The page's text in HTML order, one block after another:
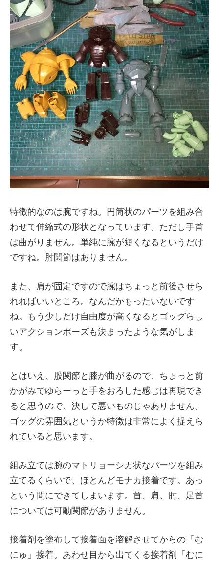
特徴的なのは腕ですね。円筒状のパーツを組み合
わせて伸縮式の形状となっています。ただし手首
は曲がりません。単純に腕が短くなるというだけ
ですね。肘関節はありません。
また、肩が固定ですので腕はちょっと前後させら
れればいいところ。なんだかもったいないです
ね。もう少しだけ自由度が高くなるとゴッグらし
いアクションポーズも決まったような気がしま
す。
とはいえ、股関節と膝が曲がるので、ちょっと前
かがみでゆらーっと手をおろした感じは再現でき
ると思うので、決して悪いものじゃありません。
ゴッグの雰囲気というか特徴は非常によく捉えら
れていると思います。
組み立ては腕のマトリョーシカ状なパーツを組み
立てるくらいで、ほとんどモナカ接着です。あっ
という間にできてしまいます。首、肩、肘、足首
については可動関節がありません。
接着剤を塗布して接着面を溶解させてからの「む
にゅ」接着。あわせ目から出てくる接着剤「むに